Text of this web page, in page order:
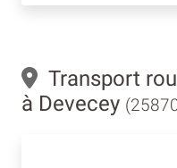
Transport
à Devecey